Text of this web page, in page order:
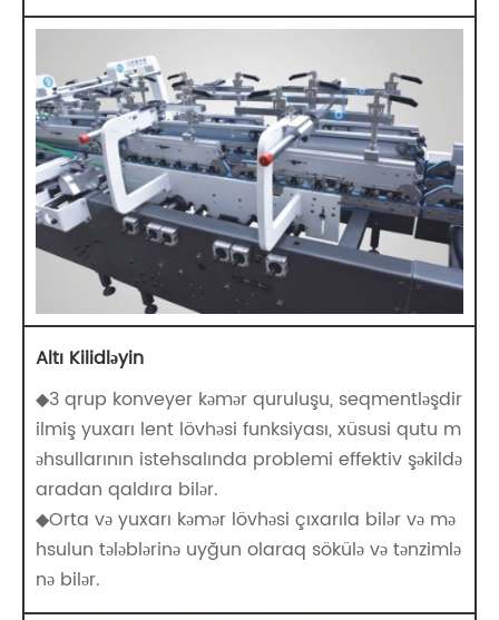
Altı Kilidləyin
◆3 qrup konveyer kəmər quruluşu, seqmentləşdir
ilmiş yuxarı lent lövhəsi funksiyası, xüsusi qutu m
əhsullarının istehsalında problemi effektiv şəkildə
aradan qaldıra bilər.
◆Orta və yuxarı kəmər lövhəsi çıxarıla bilər və mə
hsulun tələblərinə uyğun olaraq sökülə və tənzimlə
nə bilər.